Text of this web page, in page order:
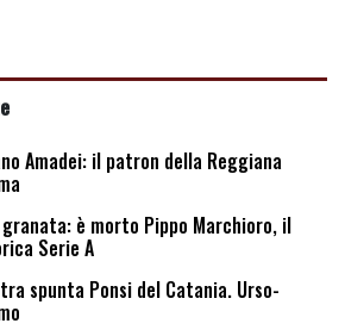
Amadei: il patron della Reggiana
è morto Pippo Marchioro, il
Serie A
spunta Ponsi del Catania. Urso-